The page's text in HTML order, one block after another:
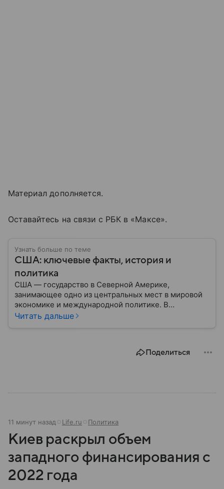
Материал дополняется.
Оставайтесь на связи с РБК в «Максе».
Узнать больше по теме
США: ключевые факты, история и
политика
США — государство в Северной Америке,
занимающее одно из центральных мест в мировой
экономике и международной политике. В
материале — основные сведения об этой стране.
Читать дальше
Поделиться
11 минут назад Life.ru Политика
Киев раскрыл объем
западного финансирования с
2022 года